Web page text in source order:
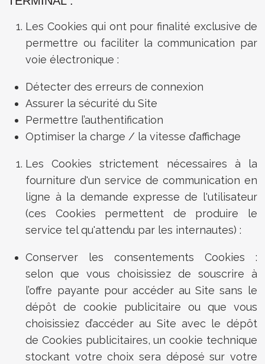
Les Cookies qui ont pour finalité exclusive de
permettre ou faciliter la communication par
voie électronique :
Détecter des erreurs de connexion
Assurer la sécurité du Site
Permettre l’authentification
Optimiser la charge / la vitesse d’affichage
Les Cookies strictement nécessaires à la
fourniture d'un service de communication en
ligne à la demande expresse de l'utilisateur
(ces Cookies permettent de produire le
service tel qu'attendu par les internautes) :
Conserver les consentements Cookies :
selon que vous choisissiez de souscrire à
l’offre payante pour accéder au Site sans le
dépôt de cookie publicitaire ou que vous
choisissiez d’accéder au Site avec le dépôt
de Cookies publicitaires, un cookie technique
stockant votre choix sera déposé sur votre